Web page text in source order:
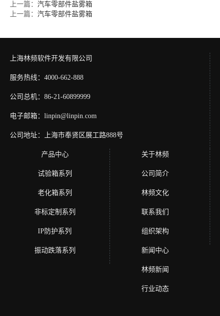
上一篇： 汽车零部件盐雾箱
上一篇： 汽车零部件盐雾箱
上海林频软件开发有限公司
服务热线：4000-662-888
公司总机：86-21-60899999
电子邮箱：linpin@linpin.com
公司地址：上海市奉贤区展工路888号
产品中心
试验箱系列
老化箱系列
非标定制系列
IP防护系列
振动跌落系列
关于林频
公司简介
林频文化
联系我们
组织架构
新闻中心
林频新闻
行业动态